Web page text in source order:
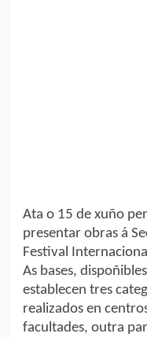
Ata o 15 de xuño
presentar obras á
Festival
As bases,
establecen tres
realizados en
facultades, outra